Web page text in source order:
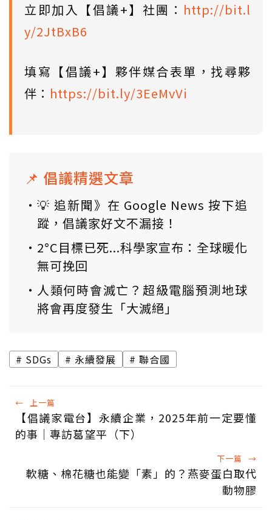
立即加入【倡議+】社團： http://bit.l
y/2JtBxB6
填寫【倡議+】夥伴媒合表單，找尋夥
伴： https://bit.ly/3EeMvVi
📌 倡議精選文章
💡 追新聞》在 Google News 按下追
蹤，倡議家好文不漏接！
2°C目標已死...科學家宣布：全球暖化
無可挽回
人類何時會滅亡？超級電腦預測地球
將會再度發生「大滅絕」
SDGs 永續發展 聯合國
← 上一篇
【倡議家電台】永續企業，2025年前一定要懂
的事│專訪葛望平（下）
下一篇 →
軟糖、棉花糖也能變「素」的？燕麥蛋白取代
動物膠